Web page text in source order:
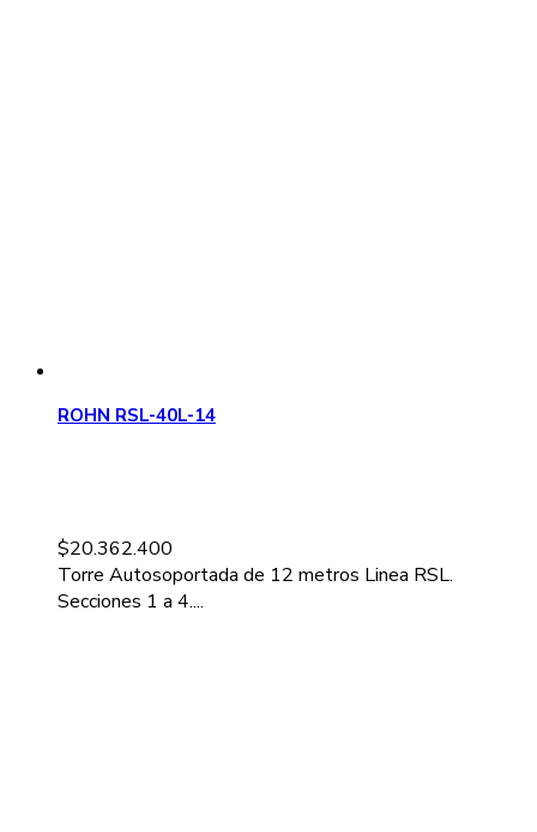
ROHN RSL-40L-14
$20.362.400
Torre Autosoportada de 12 metros Linea RSL.
Secciones 1 a 4....